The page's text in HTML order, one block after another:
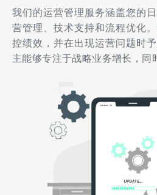
我们的运营管理服务涵盖您的
营管理、技术支持和流程优化
控绩效，并在出现运营问题时
主能够专注于战略业务增长，同